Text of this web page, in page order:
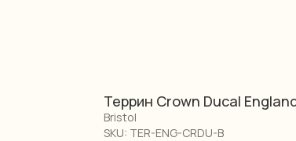
Террин Crown Ducal
Bristol
SKU: TER-ENG-CRDU-B